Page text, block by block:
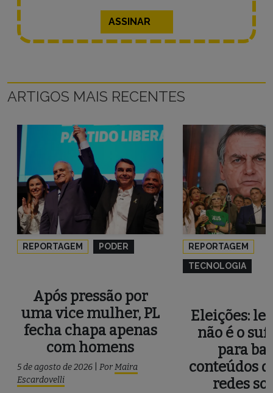
ASSINAR
ARTIGOS MAIS RECENTES
REPORTAGEM PODER
Após pressão por
uma vice mulher, PL
fecha chapa apenas
com homens
5 de agosto de 2026 PorMaira
Escardovelli
REPORTAGEM
TECNOLOGIA
Eleições:
não é o
para
conteúdos
redes